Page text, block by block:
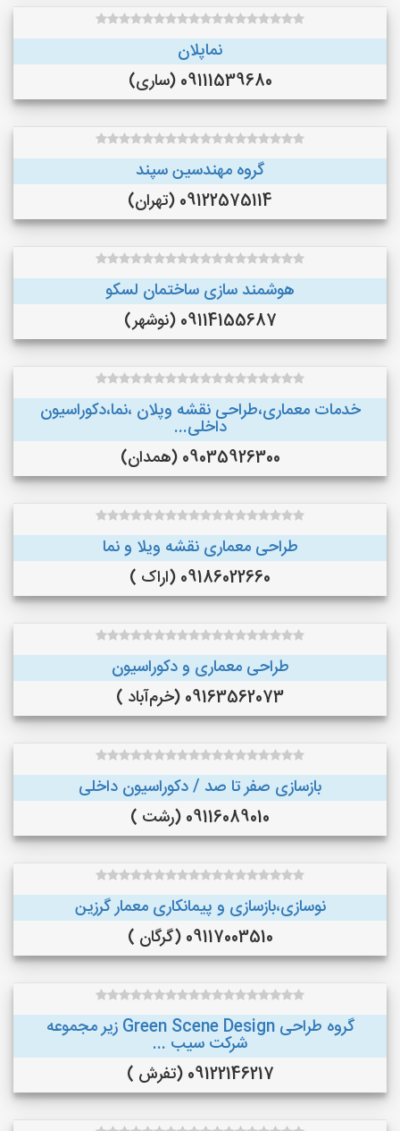
نماپلان
09111539680 (ساری)
گروه مهندسین سپند
09122575114 (تهران)
هوشمند سازی ساختمان لسکو
09114155687 (نوشهر)
خدمات معماری،طراحی نقشه وپلان ،نما،دکوراسیون
داخلی...
09035926300 (همدان)
طراحی معماری نقشه ویلا و نما
09186022660 (اراک )
طراحی معماری و دکوراسیون
09163562073 (خرم‌آباد )
بازسازی صفر تا صد / دکوراسیون داخلی
09116089010 (رشت )
نوسازی،بازسازی و پیمانکاری معمار گرزین
09117003510 (گرگان )
گروه طراحی Green Scene Design زیر مجموعه
شرکت سیب ...
09122146217 (تفرش )